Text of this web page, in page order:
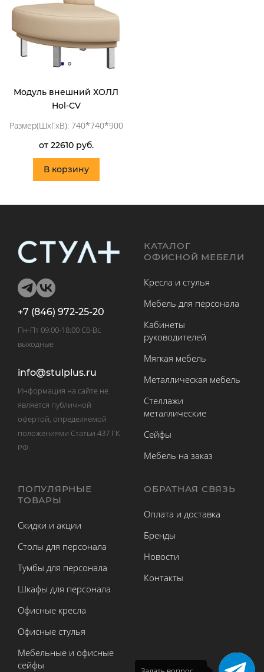
Модуль внешний ХОЛЛ
Hol-CV
Размер(ШхГхВ): 740*740*900
от 22610 руб.
В корзину
+7 (846) 972-25-20
Пн-Пт 09:00-18:00 Сб-Вс
выходные
info@stulplus.ru
Информация на сайте не
является публичной
офертой, определяемой
положениями Статьи 437 ГК
РФ.
КАТАЛОГ
ОФИСНОЙ МЕБЕЛИ
Кресла и стулья
Мебель для персонала
Кабинеты
руководителей
Мягкая мебель
Металлическая мебель
Стеллажи
металлические
Сейфы
Мебель на заказ
ПОПУЛЯРНЫЕ
ТОВАРЫ
Скидки и акции
Столы для персонала
Тумбы для персонала
Шкафы для персонала
Офисные кресла
Офисные стулья
Мебельные и офисные
сейфы
ОБРАТНАЯ СВЯЗЬ
Оплата и доставка
Бренды
Новости
Контакты